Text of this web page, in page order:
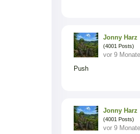
Jonny Harz
(4001 Posts)
vor 9
Push
Jonny Harz
(4001 Posts)
vor 9